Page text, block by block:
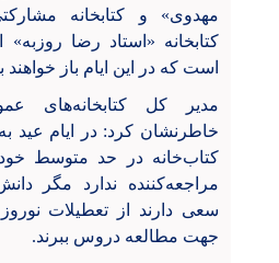
مهدوی» و کتابخانه
کتابخانه «استاد رضا روزبه»
است که در این ایام باز خواهند
مدیر کل کتابخانه‌های
خاطرنشان کرد: در ایام عید
کتاب‌خانه در حد متوسط
مراجعه‌کننده ندارد مگر
سعی دارند از تعطیلات نوروز
جهت مطالعه دروس ببرند.